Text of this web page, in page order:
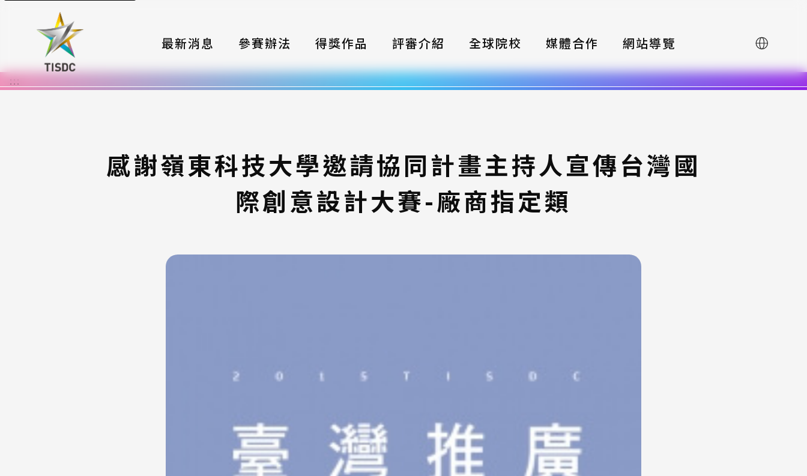
最新消息 參賽辦法
大賽組織
報名格式
評選與獎項
常見問題
得獎作品 評審介紹 全球院校 媒體合作 網站導覽 English
:::
感謝嶺東科技大學邀請協同計畫主持人宣傳台灣國
際創意設計大賽-廠商指定類